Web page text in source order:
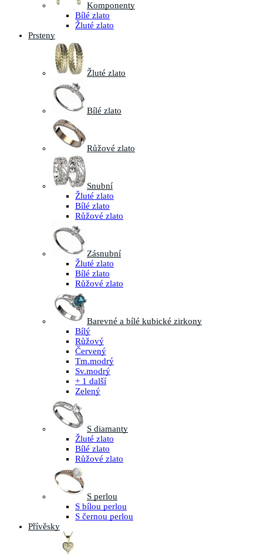
Komponenty
Bílé zlato
Žluté zlato
Prsteny
Žluté zlato
Bílé zlato
Růžové zlato
Snubní
Žluté zlato
Bílé zlato
Růžové zlato
Zásnubní
Žluté zlato
Bílé zlato
Růžové zlato
Barevné a bílé kubické zirkony
Bílý
Růžový
Červený
Tm.modrý
Sv.modrý
+ 1 další
Zelený
S diamanty
Žluté zlato
Bílé zlato
Růžové zlato
S perlou
S bílou perlou
S černou perlou
Přívěsky